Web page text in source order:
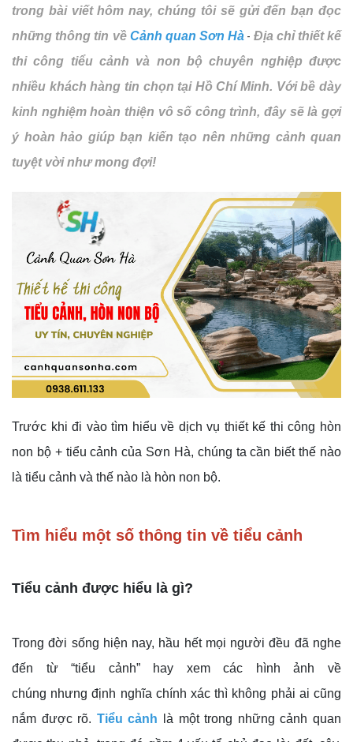
trong bài viết hôm nay, chúng tôi sẽ gửi đến bạn đọc
những thông tin về Cảnh quan Sơn Hà - Địa chỉ thiết kế
thi công tiểu cảnh và non bộ chuyên nghiệp được
nhiều khách hàng tin chọn tại Hồ Chí Minh. Với bề dày
kinh nghiệm hoàn thiện vô số công trình, đây sẽ là gợi
ý hoàn hảo giúp bạn kiến tạo nên những cảnh quan
tuyệt vời như mong đợi!
Trước khi đi vào tìm hiểu về dịch vụ thiết kế thi công hòn
non bộ + tiểu cảnh của Sơn Hà, chúng ta cần biết thế nào
là tiểu cảnh và thế nào là hòn non bộ.
Tìm hiểu một số thông tin về tiểu cảnh
Tiểu cảnh được hiểu là gì?
Trong đời sống hiện nay, hầu hết mọi người đều đã nghe
đến từ “tiểu cảnh” hay xem các hình ảnh về
chúng nhưng định nghĩa chính xác thì không phải ai cũng
nắm được rõ. Tiểu cảnh là một trong những cảnh quan